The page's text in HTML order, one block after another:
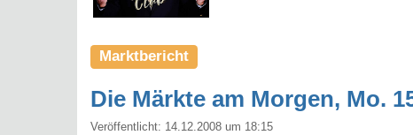
Marktbericht
Die Märkte am Morgen, Mo.
Veröffentlicht: 14.12.2008 um 18:15